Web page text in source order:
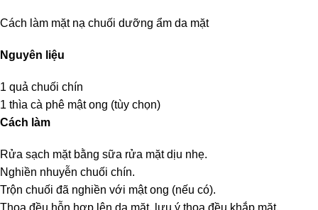
Cách làm mặt nạ chuối dưỡng ẩm da mặt
Nguyên liệu
1 quả chuối chín
1 thìa cà phê mật ong (tùy chọn)
Cách làm
Rửa sạch mặt bằng sữa rửa mặt dịu nhẹ.
Nghiền nhuyễn chuối chín.
Trộn chuối đã nghiền với mật ong (nếu có).
Thoa đều hỗn hợp lên da mặt, lưu ý thoa đều khắp mặt.